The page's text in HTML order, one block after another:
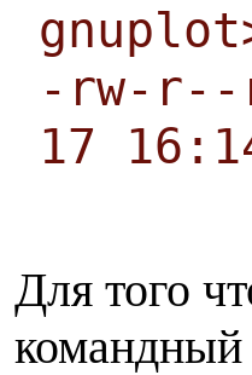
-rw-r--
17
Для того
командный